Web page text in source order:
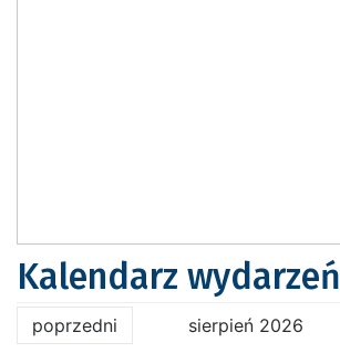
Kalendarz wydarzeń
poprzedni sierpień 2026